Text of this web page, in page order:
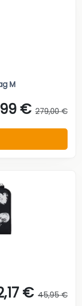
M
€ 279,00 €
€ 45,95 €